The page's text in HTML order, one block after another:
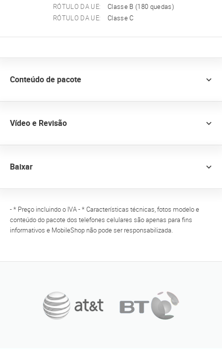
RÓTULO DA UE:
Classe B (180 quedas)
RÓTULO DA UE:
Classe C
Conteúdo de pacote
Vídeo e Revisão
Baixar
- * Preço incluindo o IVA - * Características técnicas, fotos modelo e
conteúdo do pacote dos telefones celulares são apenas para fins
informativos e MobileShop não pode ser responsabilizada.